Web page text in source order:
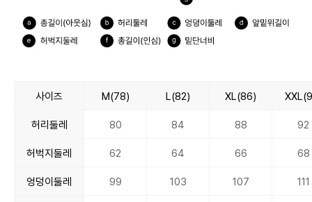
사이즈 M(78) L(82) XL(86)
허리둘레 80 84 88 92
허벅지둘레 62 64 66 68
엉덩이둘레 99 103 107 111